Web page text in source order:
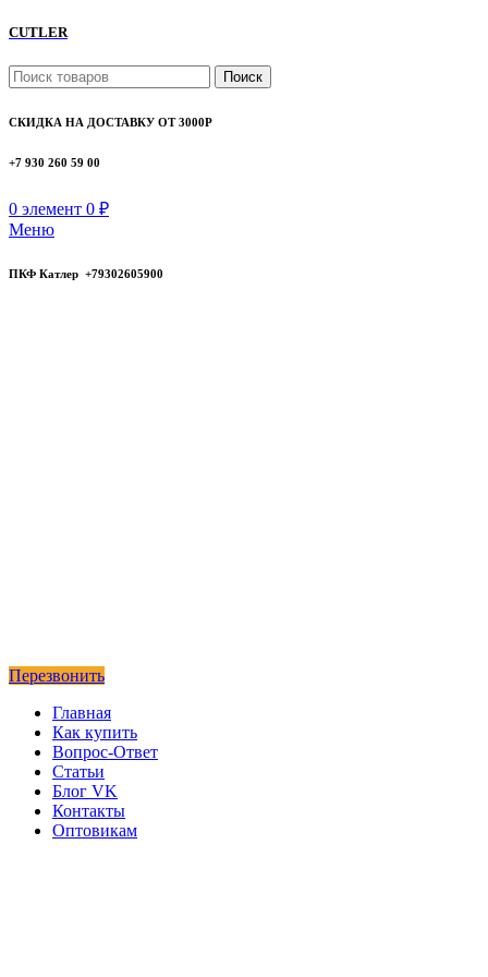
CUTLER
Поиск
СКИДКА НА ДОСТАВКУ ОТ 3000Р
+7 930 260 59 00
0 элемент 0 ₽
Меню
ПКФ Катлер +79302605900
Перезвонить
Главная
Как купить
Вопрос-Ответ
Статьи
Блог VK
Контакты
Оптовикам